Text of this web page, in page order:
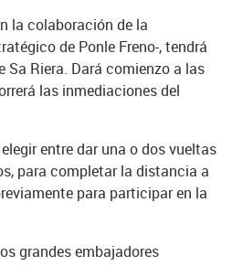
la colaboración de la
de Ponle Freno-, tendrá
Sa Riera. Dará comienzo a las
las inmediaciones del
entre dar una o dos vueltas
para completar la distancia a
para participar en la
grandes embajadores